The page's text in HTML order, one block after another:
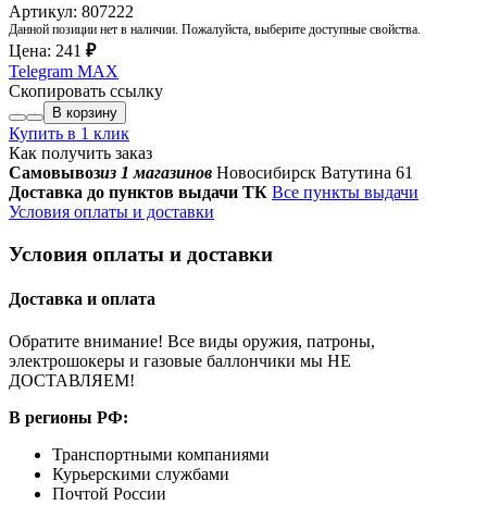
Артикул: 807222
Данной позиции нет в наличии. Пожалуйста, выберите доступные свойства.
Цена: 241 ₽
Telegram MAX
Скопировать ссылку
В корзину
Купить в 1 клик
Как получить заказ
Самовывозиз 1 магазинов Новосибирск Ватутина 61
Доставка до пунктов выдачи ТК Все пункты выдачи
Условия оплаты и доставки
Условия оплаты и доставки
Доставка и оплата
Обратите внимание! Все виды оружия, патроны,
электрошокеры и газовые баллончики мы НЕ
ДОСТАВЛЯЕМ!
В регионы РФ:
Транспортными компаниями
Курьерскими службами
Почтой России